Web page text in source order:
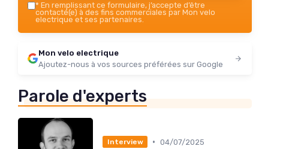
* En remplissant ce formulaire, j’accepte d’être
contacté(e) à des fins commerciales par Mon velo
electrique et ses partenaires.
Mon velo electrique
Ajoutez-nous à vos sources préférées sur Google
Parole d'experts
Interview • 04/07/2025